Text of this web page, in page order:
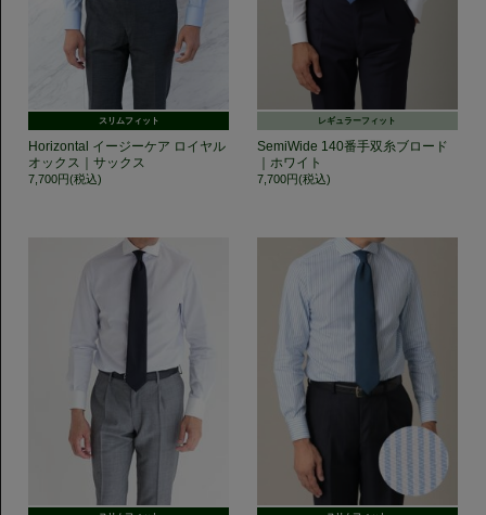
スリムフィット
Horizontal イージーケア ロイヤル
オックス｜サックス
7,700円(税込)
レギュラーフィット
SemiWide 140番手双糸ブロード
｜ホワイト
7,700円(税込)